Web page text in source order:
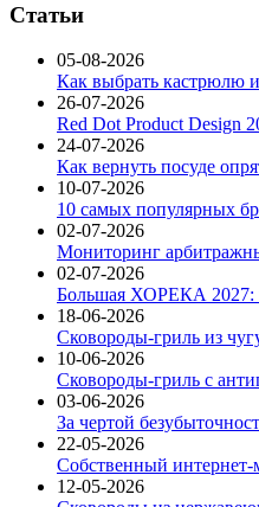
Статьи
05-08-2026
Как выбрать кастрюлю
26-07-2026
Red Dot Product Design
24-07-2026
Как вернуть посуде
10-07-2026
10 самых популярных
02-07-2026
Мониторинг
02-07-2026
Большая ХОРЕКА 2027:
18-06-2026
Сковороды-гриль из
10-06-2026
Сковороды-гриль с
03-06-2026
За чертой
22-05-2026
Собственный интернет-
12-05-2026